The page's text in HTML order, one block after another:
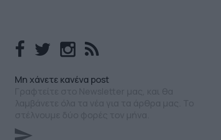
Mη χάνετε κανένα post